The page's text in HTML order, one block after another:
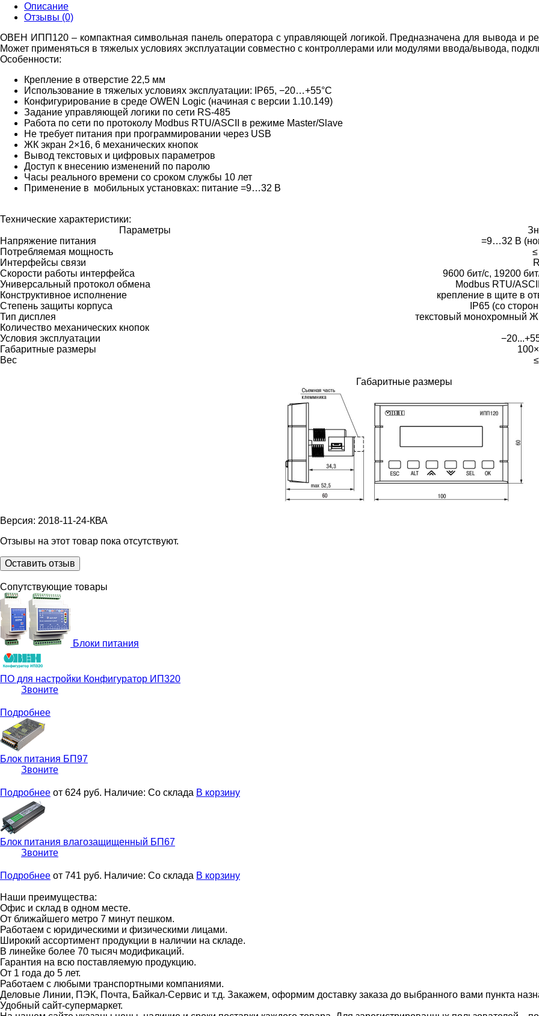
Описание
Отзывы (0)
ОВЕН ИПП120 – компактная символьная панель оператора с управляющей логикой. Предназначена для вывода и
Может применяться в тяжелых условиях эксплуатации совместно с контроллерами или модулями ввода/вывода,
Особенности:
Крепление в отверстие 22,5 мм
Использование в тяжелых условиях эксплуатации: IP65, −20…+55°C
Конфигурирование в среде OWEN Logic (начиная с версии 1.10.149)
Задание управляющей логики по сети RS-485
Работа по сети по протоколу Modbus RTU/ASCII в режиме Master/Slave
Не требует питания при программировании через USB
ЖК экран 2×16, 6 механических кнопок
Вывод текстовых и цифровых параметров
Доступ к внесению изменений по паролю
Часы реального времени со сроком службы 10 лет
Применение в мобильных установках: питание =9…32 В
Технические характеристики:
Параметры
Напряжение питания
=9…32 В
Потребляемая мощность
Интерфейсы связи
Скорости работы интерфейса
9600 бит/с, 19200
Универсальный протокол обмена
Modbus RTU/
Конструктивное исполнение
крепление в щите в
Степень защиты корпуса
IP65 (со
Тип дисплея
текстовый монохромный
Количество механических кнопок
Условия эксплуатации
Габаритные размеры
Вес
Габаритные размеры
Версия: 2018-11-24-КВА
Отзывы на этот товар пока отсутствуют.
Оставить отзыв
Сопутствующие товары
Блоки питания
ПО для настройки Конфигуратор ИП320
Звоните
Подробнее
Блок питания БП97
Звоните
Подробнее от 624 руб. Наличие: Со склада В корзину
Блок питания влагозащищенный БП67
Звоните
Подробнее от 741 руб. Наличие: Со склада В корзину
Наши преимущества:
Офис и склад в одном месте.
От ближайшего метро 7 минут пешком.
Работаем с юридическими и физическими лицами.
Широкий ассортимент продукции в наличии на складе.
В линейке более 70 тысяч модификаций.
Гарантия на всю поставляемую продукцию.
От 1 года до 5 лет.
Работаем с любыми транспортными компаниями.
Деловые Линии, ПЭК, Почта, Байкал-Сервис и т.д. Закажем, оформим доставку заказа до выбранного вами пункта
Удобный сайт-супермаркет.